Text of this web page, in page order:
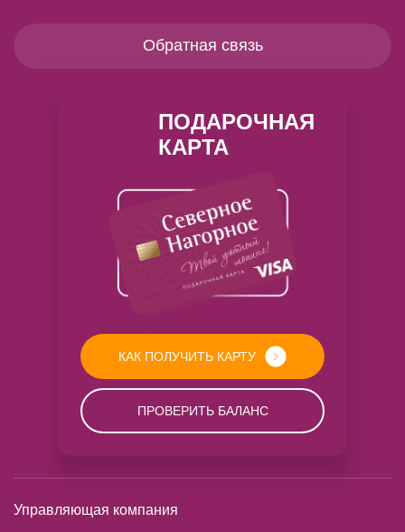
Обратная связь
ПОДАРОЧНАЯ
КАРТА
КАК ПОЛУЧИТЬ КАРТУ
ПРОВЕРИТЬ БАЛАНС
Управляющая компания